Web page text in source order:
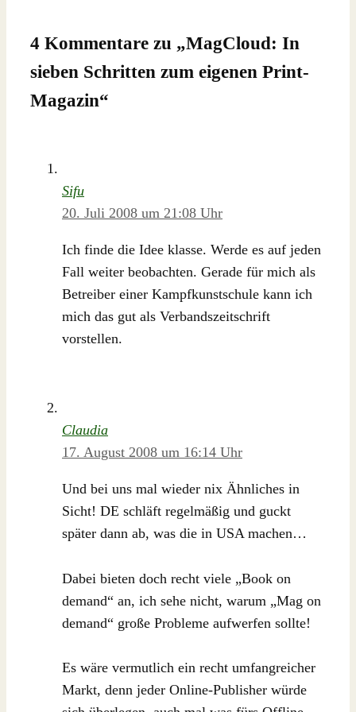
4 Kommentare zu „MagCloud: In
sieben Schritten zum eigenen Print-
Magazin“
Sifu
20. Juli 2008 um 21:08 Uhr
Ich finde die Idee klasse. Werde es auf jeden
Fall weiter beobachten. Gerade für mich als
Betreiber einer Kampfkunstschule kann ich
mich das gut als Verbandszeitschrift
vorstellen.
Claudia
17. August 2008 um 16:14 Uhr
Und bei uns mal wieder nix Ähnliches in
Sicht! DE schläft regelmäßig und guckt
später dann ab, was die in USA machen…
Dabei bieten doch recht viele „Book on
demand“ an, ich sehe nicht, warum „Mag on
demand“ große Probleme aufwerfen sollte!
Es wäre vermutlich ein recht umfangreicher
Markt, denn jeder Online-Publisher würde